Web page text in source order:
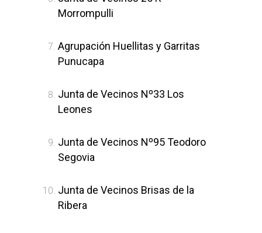
Morrompulli
Agrupación Huellitas y Garritas
Punucapa
Junta de Vecinos Nº33 Los
Leones
Junta de Vecinos Nº95 Teodoro
Segovia
Junta de Vecinos Brisas de la
Ribera